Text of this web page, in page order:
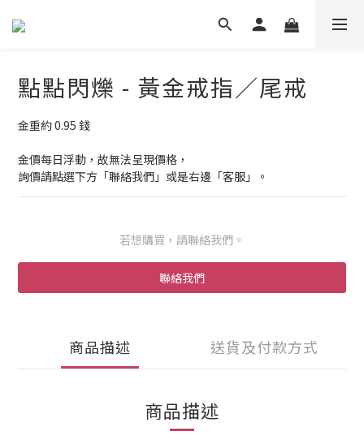
點點閃爍 - 黃金戒指／尾戒
金重約 0.95 錢
金價每日浮動，故無法呈現價格，
詢價請點選下方「聯絡我們」或是右邊「客服」。
若想購買，請聯絡我們。
聯絡我們
商品描述 送貨及付款方式
商品描述